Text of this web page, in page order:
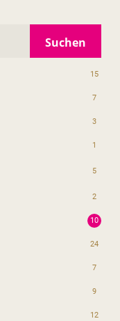
Suchen
15
7
3
1
5
2
10
24
7
9
12